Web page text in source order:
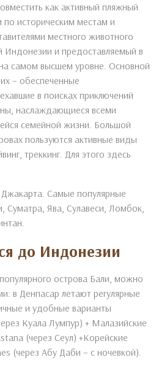
как активный пляжный
по историческим местам и
местного животного
Индонезии и предоставляемый в
самом высшем уровне. Основной
– обеспеченные
в поисках приключений
наслаждающиеся всеми
семейной жизни. Большой
пользуются активные виды
треккинг. Для этого здесь
Самые популярные
Суматра, Ява, Сулавеси, Ломбок,
до Индонезии
острова Бали, можно
в Денпасар летают регулярные
и удобные варианты
Куала Лумпур) + Малазийские
(через Сеул) +Корейские
(через Абу Даби – с ночевкой).